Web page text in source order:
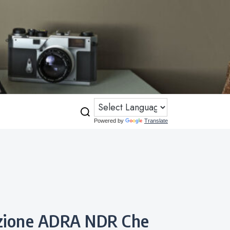
Powered by Translate